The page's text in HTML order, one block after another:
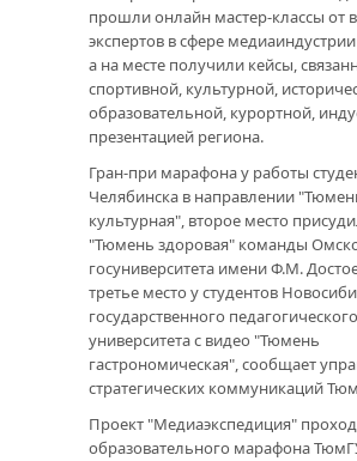
прошли онлайн мастер-классы от
экспертов в сфере
а на месте получили кейсы,
спортивной, культурной,
образовательной, курортной,
презентацией региона.
Гран-при марафона у работы
Челябинска в направлении
культурная", второе место
"Тюмень здоровая" команды
госуниверситета имени Ф.М.
третье место у студентов
государственного педагогического
университета с видео "Тюмень
гастрономическая", сообщает
стратегических коммуникаций
Проект "Медиаэкспедиция"
образовательного марафона